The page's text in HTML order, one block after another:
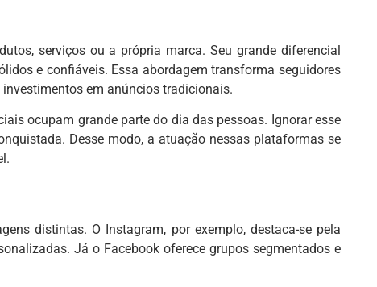
serviços ou a própria marca. Seu grande diferencial
e confiáveis. Essa abordagem transforma seguidores
em anúncios tradicionais.
ocupam grande parte do dia das pessoas. Ignorar esse
Desse modo, a atuação nessas plataformas se
distintas. O Instagram, por exemplo, destaca-se pela
Já o Facebook oferece grupos segmentados e